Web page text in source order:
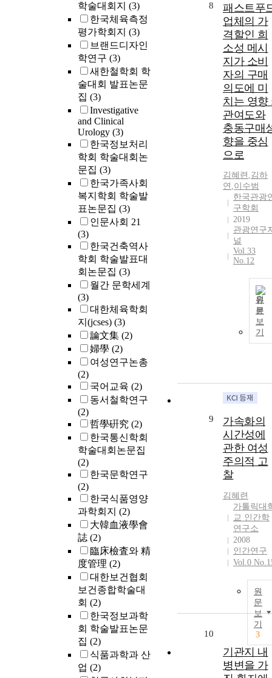
학술대회지 (3)
한국체육측정
평가학회지 (3)
브랜드디자인
학연구 (3)
새한철학회 학
술대회 발표논문
집 (3)
Investigative
and Clinical
Urology (3)
한국정보처리
학회 학술대회논
문집 (3)
한국가족사회
복지학회 학술발
표논문집 (3)
인문사회 21
(3)
한국건축역사
학회 학술발표대
회논문집 (3)
월간 문학세계
(3)
대한체육학회
지(jcses) (3)
論文集 (2)
婦學 (2)
여성연구논총
(2)
국어교육 (2)
동서철학연구
(2)
哲學硏究 (2)
한국통신학회
학술대회논문집
(2)
한국문학연구
(2)
한국식품영양
과학회지 (2)
大韓血液學會
誌 (2)
臨床檢査와 精
度管理 (2)
대한보건협회
보건종합학술대
회 (2)
한국정보과학
회 학술발표논문
집 (2)
식품과학과 산
업 (2)
8
패스트푸
업체의 가
격할인 희
소성 메시
지가 소비
자의 구매
의도에 미
치는 영향
관여도와
충동구매
향을 중심
으로
김혜련 ,김하
연 ,이수범
한국관광
구학회
2019
관광연구
널
Vol.33
No.12
원
문
보
기
9
가속화의
시간성에
관한 여성
주의적 고
찰
김혜련
가톨릭대
교 인간학
연구소
2008
인간연구
Vol.0
원
문
보
기
3
10
기관지 내
병변을 가